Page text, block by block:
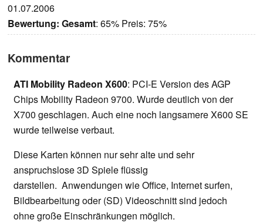
01.07.2006
Bewertung: Gesamt: 65% Preis: 75%
Kommentar
ATI Mobility Radeon X600: PCI-E Version des AGP
Chips Mobility Radeon 9700. Wurde deutlich von der
X700 geschlagen. Auch eine noch langsamere X600 SE
wurde teilweise verbaut.
Diese Karten können nur sehr alte und sehr
anspruchslose 3D Spiele flüssig
darstellen. Anwendungen wie Office, Internet surfen,
Bildbearbeitung oder (SD) Videoschnitt sind jedoch
ohne große Einschränkungen möglich.